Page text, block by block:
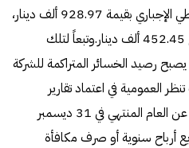
928.97 ألف دينار، وكامل الاحتياطي الإجباري بقيمة 928.97 ألف دينار،
فضلاً عن إلغاء علاوة إصدار بمبلغ 452.45 ألف دينار.وتبعاً لتلك
رصيد الخسائر المتراكمة للشركة
تنظر العمومية في اعتماد تقارير
مجلس الإدارة ومراقب الحسابات عن العام المنتهي في 31 ديسمبر
أرباح سنوية أو صرف مكافأة